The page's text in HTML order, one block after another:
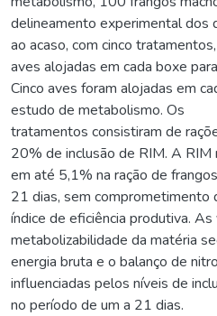
delineamento experimental dos
ao acaso, com cinco
aves alojadas em cada boxe
Cinco aves foram alojadas em
estudo de metabolismo. Os
tratamentos consistiram de
20% de inclusão de RIM. A RIM
em até 5,1% na ração de
21 dias, sem comprometimento
índice de eficiência produtiva. As
metabolizabilidade da matéria
energia bruta e o balanço de
influenciadas pelos níveis de
no período de um a 21 dias.